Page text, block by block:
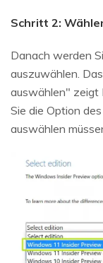
Schritt 2:
Danach werden
auszuwählen.
auswählen" zeigt
Sie die Option
auswählen